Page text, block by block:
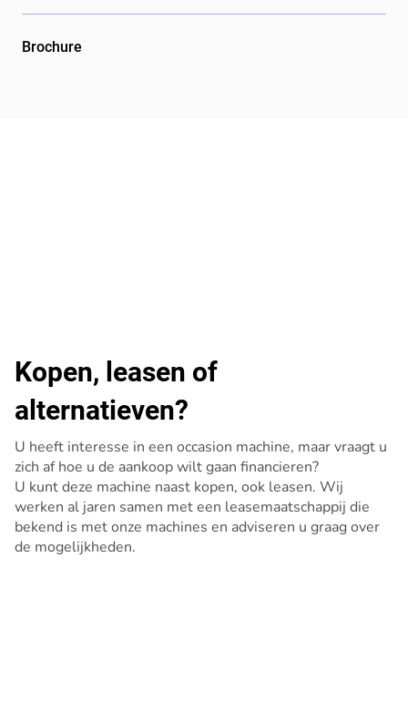
Brochure
Kopen, leasen of
alternatieven?
U heeft interesse in een occasion machine, maar vraagt u
zich af hoe u de aankoop wilt gaan financieren?
U kunt deze machine naast kopen, ook leasen. Wij
werken al jaren samen met een leasemaatschappij die
bekend is met onze machines en adviseren u graag over
de mogelijkheden.